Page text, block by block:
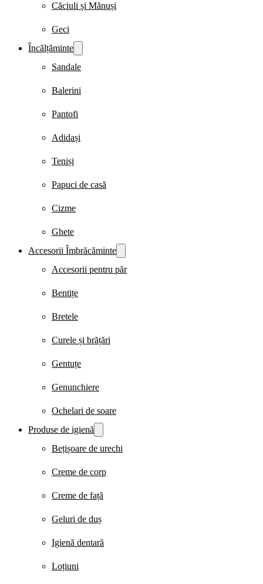
Căciuli și Mănuși
Geci
Încălțăminte
Sandale
Balerini
Pantofi
Adidași
Teniși
Papuci de casă
Cizme
Ghete
Accesorii Îmbrăcăminte
Accesorii pentru păr
Bentițe
Bretele
Curele și brățări
Gentuțe
Genunchiere
Ochelari de soare
Produse de igienă
Bețișoare de urechi
Creme de corp
Creme de față
Geluri de duș
Igienă dentară
Loțiuni